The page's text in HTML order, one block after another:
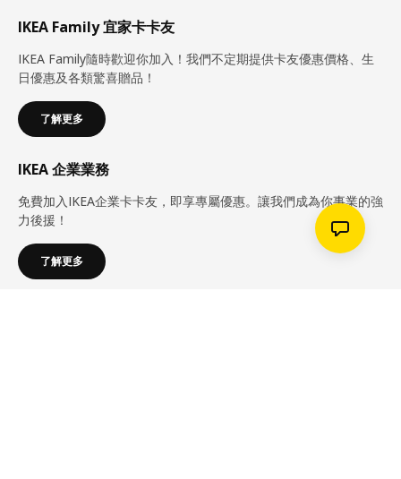
IKEA Family 宜家卡卡友
IKEA Family隨時歡迎你加入！我們不定期提供卡友優惠價格、生
日優惠及各類驚喜贈品！
了解更多
IKEA 企業業務
免費加入IKEA企業卡卡友，即享專屬優惠。讓我們成為你事業的強
力後援！
了解更多